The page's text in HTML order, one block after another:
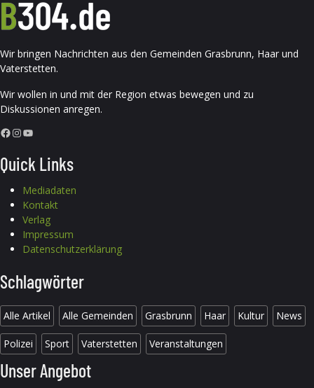
Wir bringen Nachrichten aus den Gemeinden Grasbrunn, Haar und
Vaterstetten.
Wir wollen in und mit der Region etwas bewegen und zu
Diskussionen anregen.
Facebook InstagramYouTube
Quick Links
Mediadaten
Kontakt
Verlag
Impressum
Datenschutzerklärung
Schlagwörter
Alle Artikel Alle Gemeinden Grasbrunn Haar Kultur News
Polizei Sport Vaterstetten Veranstaltungen
Unser Angebot